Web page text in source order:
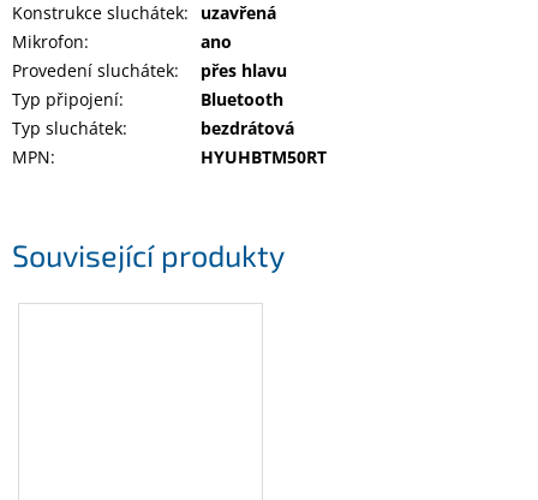
Související produkty
Konstrukce sluchátek:
uzavřená
Mikrofon:
ano
Provedení sluchátek:
přes hlavu
Typ připojení:
Bluetooth
Typ sluchátek:
bezdrátová
MPN: HYUHBTM50RT